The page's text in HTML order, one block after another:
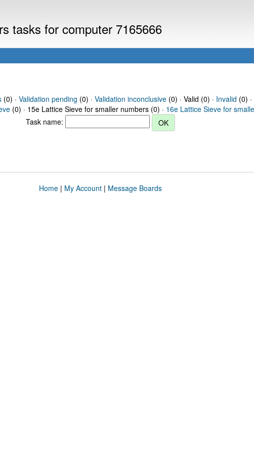
tasks for computer 7165666
(0) · Validation pending (0) · Validation inconclusive(0) · Valid (0) · Invalid (0) ·
(0) · 15e Lattice Sieve for smaller numbers (0) · 16e Lattice Sieve for
Task name:
Home| My Account| Message Boards